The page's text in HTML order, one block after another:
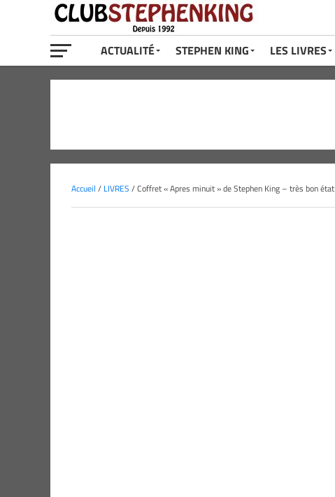
ACTUALITÉ STEPHEN KING LES LIVRES
Accueil / LIVRES / Coffret « Apres minuit » de Stephen King – très bon état